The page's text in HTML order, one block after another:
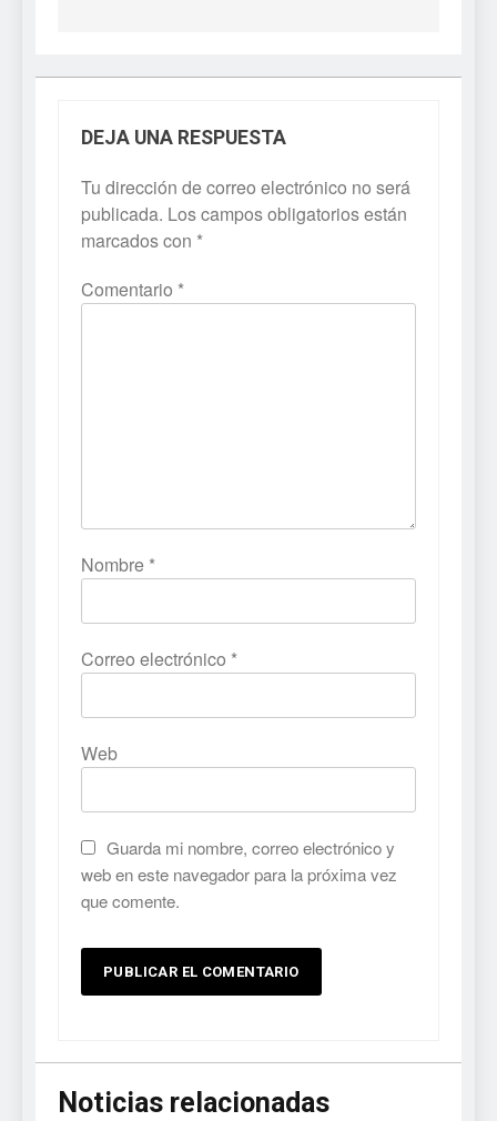
DEJA UNA RESPUESTA
Tu dirección de correo electrónico no será
publicada. Los campos obligatorios están
marcados con *
Comentario *
Nombre *
Correo electrónico *
Web
Guarda mi nombre, correo electrónico y
web en este navegador para la próxima vez
que comente.
Noticias relacionadas
5